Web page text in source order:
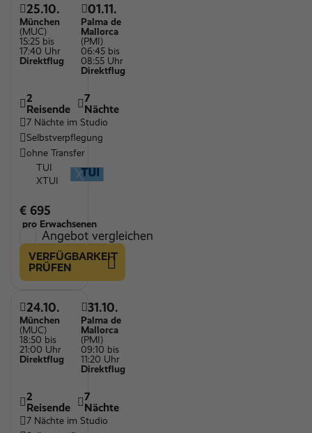
25.10.
München
(MUC)
15:25 bis
17:40 Uhr
Direktflug
01.11.
Palma de
Mallorca
(PMI)
06:45 bis
08:55 Uhr
Direktflug
2
Reisende
7
Nächte
7 Nächte im Studio
Selbstverpflegung
ohne Transfer
TUI
XTUI
€ 695
pro Erwachsenen
Angebot vergleichen
VERFÜGBARKEIT
PRÜFEN
24.10.
München
(MUC)
18:50 bis
21:00 Uhr
Direktflug
31.10.
Palma de
Mallorca
(PMI)
09:10 bis
11:20 Uhr
Direktflug
2
Reisende
7
Nächte
7 Nächte im Studio